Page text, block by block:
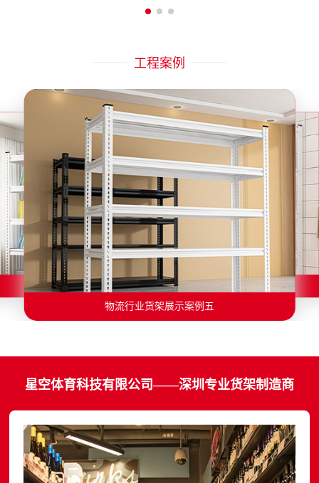
工程案例
物流行业货架展示案例一
物流行业货架展示案例六
物流行业货架展示案例五
物流行业货架展示案例四
物流行业货架展示案例三
物流行业货架展示案例二
星空体育科技有限公司——深圳专业货架制造商